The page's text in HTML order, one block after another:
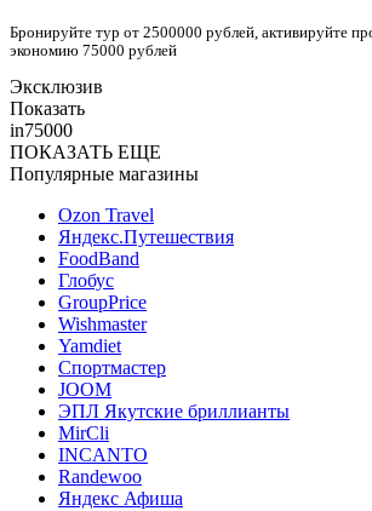
Бронируйте тур от 2500000 рублей, активируйте
экономию 75000 рублей
Эксклюзив
Показать
in75000
ПОКАЗАТЬ ЕЩЕ
Популярные магазины
Ozon Travel
Яндекс.Путешествия
FoodBand
Глобус
GroupPrice
Wishmaster
Yamdiet
Спортмастер
JOOM
ЭПЛ Якутские бриллианты
MirCli
INCANTO
Randewoo
Яндекс Афиша